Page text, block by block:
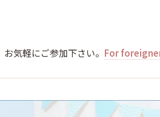
気軽にご参加下さい。 For